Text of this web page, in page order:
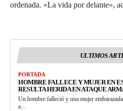
ordenada. «La vida por delante»,
ULTIMOS
PORTADA
HOMBRE FALLECE Y MUJER EN
RESULTA HERIDA EN ATAQUE
Un hombre falleció y una mujer
a...